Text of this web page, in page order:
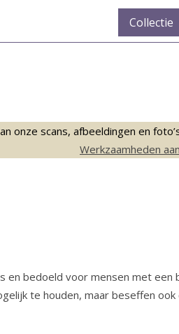
Collectie
onze scans, afbeeldingen en
Werkzaamheden
bedoeld voor mensen met een
te houden, maar beseffen